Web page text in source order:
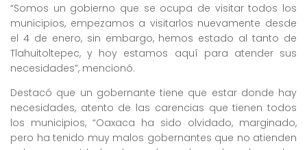
“Somos un gobierno que se ocupa de visitar todos los
municipios, empezamos a visitarlos nuevamente desde
el 4 de enero, sin embargo, hemos estado al tanto de
Tlahuitoltepec, y hoy estamos aquí para atender sus
necesidades”, mencionó.
Destacó que un gobernante tiene que estar donde hay
necesidades, atento de las carencias que tienen todos
los municipios, “Oaxaca ha sido olvidado, marginado,
pero ha tenido muy malos gobernantes que no atienden